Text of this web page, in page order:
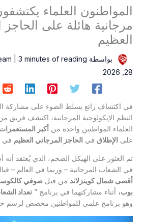
المواطنون العلماء
مرجانية هائلة على الحاجز
العظيم
بواسطة Team |3 minutes of reading
في اكتشاف رائع يسلط الضوء على مشاركة
النظم الإيكولوجية المرجانية، اكتشف فريق من
العلماء المواطنين واحدة منأكبر المستعمرات
علىالإطلاقفيالحاجز المرجاني العظيمفي
تم العثور على الهيكل الضخم، الذي يُعتقد أنه
في الشعاب المرجانية – وربما في العالم –
أقصى شمال كوينزلاند من قبلصوفي
بوب،أثناء مشاركتهما في برنامج ”تعداد الشعاب
وهو برنامج علمي للمواطنين مخصص لرسم